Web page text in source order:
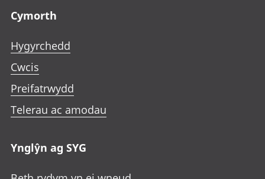
Cymorth
Hygyrchedd
Cwcis
Preifatrwydd
Telerau ac amodau
Ynglŷn ag SYG